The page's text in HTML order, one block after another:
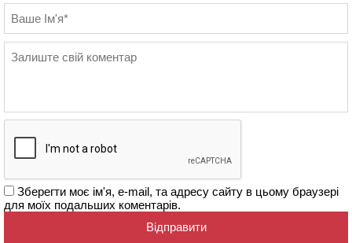
Зберегти моє ім'я, e-mail, та адресу сайту в цьому браузері
для моїх подальших коментарів.